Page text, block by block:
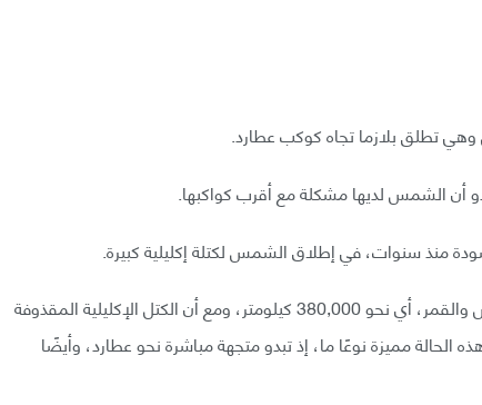
تطلق بلازما تجاه كوكب عطارد.
أن الشمس لديها مشكلة مع أقرب كواكبها.
منذ سنوات، في إطلاق الشمس لكتلة إكليلية كبيرة.
يُقدر أن طول ذلك الانفجار يفوق المسافة بين الأرض والقمر، أي نحو 380,000 كيلومتر، ومع أن الكتل الإكليلية المقذوفة
مميزة نوعًا ما، إذ تبدو متجهة مباشرة نحو عطارد، وأيضًا